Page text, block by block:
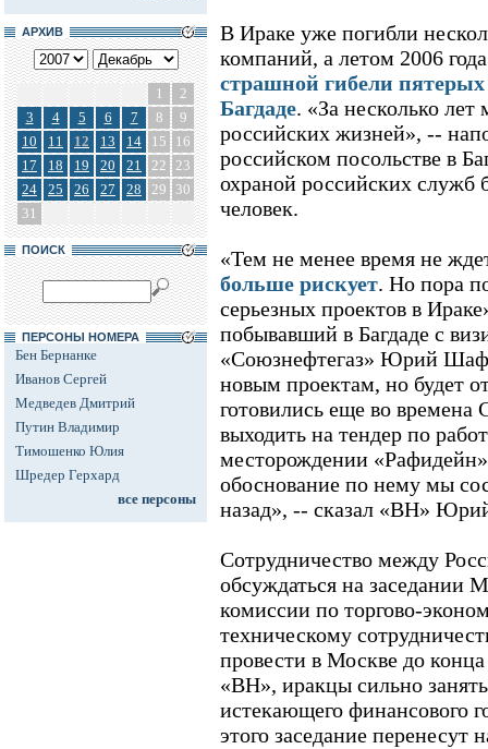
АРХИВ
1
2
3
4 5 6 7 8
9
10
11 12 13 14 15
16
17
18 19 20 21 22 23
24
25 26 27 28 29
30
31
ПОИСК
ПЕРСОНЫ НОМЕРА
Бен Бернанке
Иванов Сергей
Медведев Дмитрий
Путин Владимир
Тимошенко Юлия
Шредер Герхард
все персоны
В Ираке уже погибли
компаний, а летом 2006
страшной гибели пятерых
Багдаде. «За несколько
российских жизней», --
российском посольстве в
охраной российских служб
человек.
«Тем не менее время не
больше рискует. Но пора
серьезных проектов в
побывавший в Багдаде с
«Союзнефтегаз» Юрий
новым проектам, но будет
готовились еще во
выходить на тендер по
месторождении
обоснование по нему мы
назад», -- сказал «ВН»
Сотрудничество между
обсуждаться на заседании
комиссии по торгово-
техническому
провести в Москве до
«ВН», иракцы сильно
истекающего финансового
этого заседание перенесут